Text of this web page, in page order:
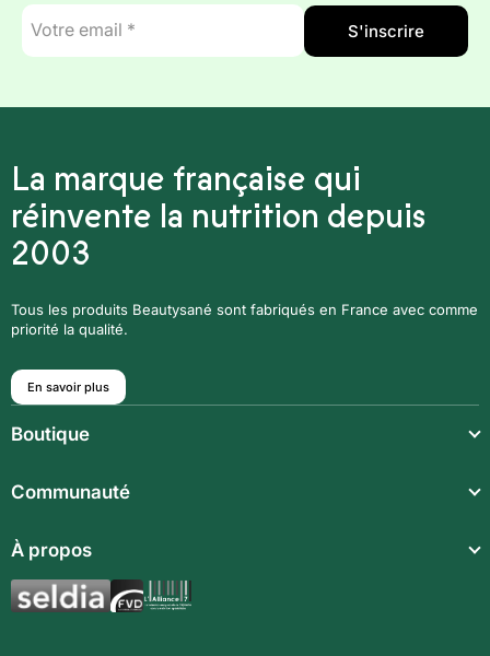
E-
mail
*
S'inscrire
La marque française qui
réinvente la nutrition depuis
2003
Tous les produits Beautysané sont fabriqués en France avec comme
priorité la qualité.
En savoir plus
Boutique
Compléments alimentaires
Boissons techniques
Communauté
Communauté
Magazine
À propos
Qui sommes-nous ?